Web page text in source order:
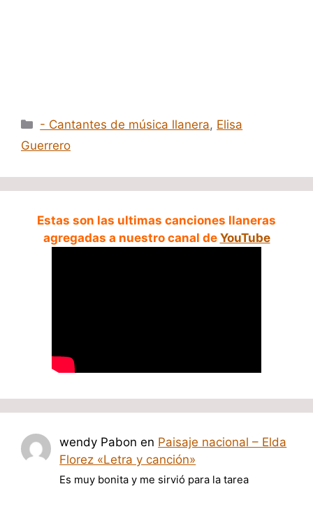
Categorías
- Cantantes de música llanera, Elisa
Guerrero
Estas son las ultimas canciones llaneras
agregadas a nuestro canal de YouTube
wendy Pabon en Paisaje nacional – Elda
Florez «Letra y canción»
Es muy bonita y me sirvió para la tarea